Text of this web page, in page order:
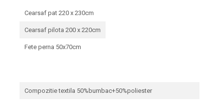
Cearsaf pat 220 x 230cm
Cearsaf pilota 200 x 220cm
Fete perna 50x70cm
Compozitie textila 50%bumbac+50%poliester